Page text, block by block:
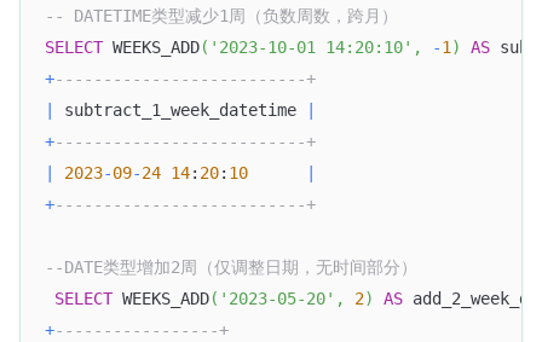
-- DATETIME类型减少1周（负数周数，跨月）
SELECT WEEKS_ADD( '2023-10-01 14:20:10' , -1 ) AS
+--------------------------+
subtract_1_week_datetime
+--------------------------+
2023-09-24 14: 20: 10
+--------------------------+
--DATE类型增加2周（仅调整日期，无时间部分）
SELECT WEEKS_ADD( '2023-05-20' , 2) AS
+-----------------+